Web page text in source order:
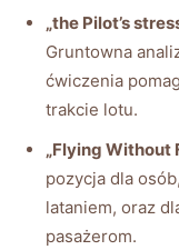
„the‍ Pilot’s
⁣Gruntowna​
ćwiczenia
trakcie ⁢lotu.
„Flying Without
pozycja⁤ dla‌
lataniem, ‌oraz
‍pasażerom.